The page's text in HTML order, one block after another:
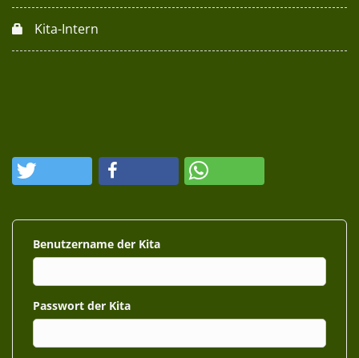
Kita-Intern
Benutzername
Passwort